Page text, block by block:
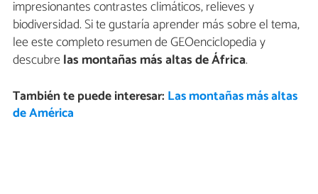
impresionantes contrastes climáticos, relieves y
biodiversidad. Si te gustaría aprender más sobre el tema,
lee este completo resumen de GEOenciclopedia y
descubrelas montañas más altas de África.
También te puede interesar: Las montañas más altas
de América